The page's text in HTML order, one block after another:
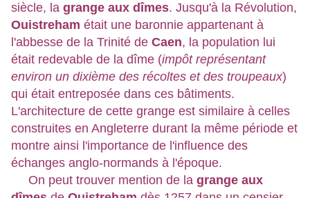
siècle, la grange aux dîmes. Jusqu'à la Révolution,
Ouistreham était une baronnie appartenant à
l'abbesse de la Trinité de Caen, la population lui
était redevable de la dîme (impôt représentant
environ un dixième des récoltes et des troupeaux)
qui était entreposée dans ces bâtiments.
L'architecture de cette grange est similaire à celles
construites en Angleterre durant la même période et
montre ainsi l'importance de l'influence des
échanges anglo-normands à l'époque.
On peut trouver mention de la grange aux